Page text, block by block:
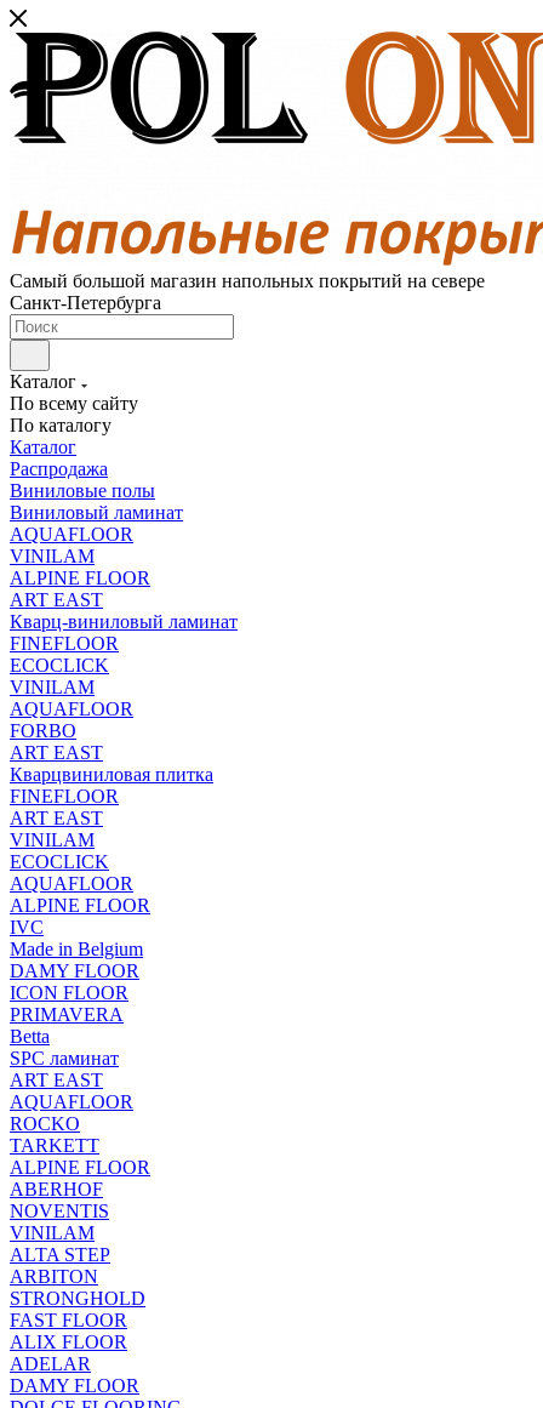
Самый большой магазин напольных покрытий на севере
Санкт-Петербурга
Каталог
По всему сайту
По каталогу
Каталог
Распродажа
Виниловые полы
Виниловый ламинат
AQUAFLOOR
VINILAM
ALPINE FLOOR
ART EAST
Кварц-виниловый ламинат
FINEFLOOR
ECOCLICK
VINILAM
AQUAFLOOR
FORBO
ART EAST
Кварцвиниловая плитка
FINEFLOOR
ART EAST
VINILAM
ECOCLICK
AQUAFLOOR
ALPINE FLOOR
IVC
Made in Belgium
DAMY FLOOR
ICON FLOOR
PRIMAVERA
Betta
SPC ламинат
ART EAST
AQUAFLOOR
ROCKO
TARKETT
ALPINE FLOOR
ABERHOF
NOVENTIS
VINILAM
ALTA STEP
ARBITON
STRONGHOLD
FAST FLOOR
ALIX FLOOR
ADELAR
DAMY FLOOR